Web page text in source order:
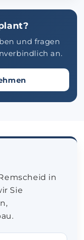
und fragen
an.
in
Sie